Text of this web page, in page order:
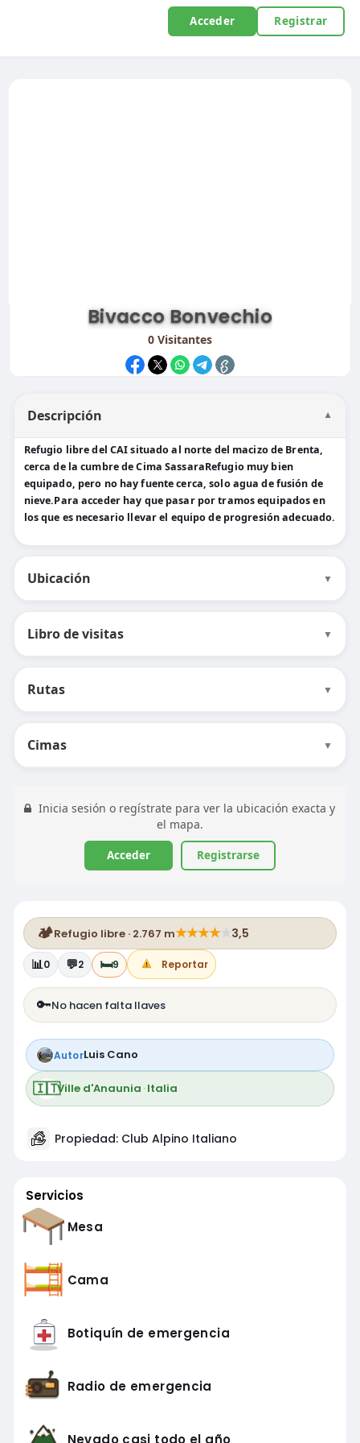
Acceder Registrar
Bivacco Bonvechio
0Visitantes
Descripción ▼
Refugio libre del CAI situado al norte del macizo de Brenta,
cerca de la cumbre de Cima SassaraRefugio muy bien
equipado, pero no hay fuente cerca, solo agua de fusión de
nieve.Para acceder hay que pasar por tramos equipados en
los que es necesario llevar el equipo de progresión adecuado.
Ubicación ▼
Libro de visitas ▼
Rutas ▼
Cimas ▼
Inicia sesión o regístrate para ver la ubicación exacta y
el mapa.
Acceder Registrarse
🏕️Refugio libre · 2.767 m★★★★★3,5
📊0 💬2 🛏️9 Reportar
🔑No hacen falta llaves
AutorLuis Cano
🇮🇹Ville d'Anaunia ·Italia
Propiedad: Club Alpino Italiano
Servicios
Mesa
Cama
Botiquín de emergencia
Radio de emergencia
Nevado casi todo el año